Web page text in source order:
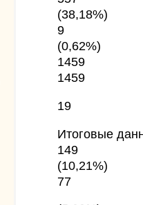
(38,18%)
9
(0,62%)
1459
1459
19
Итоговые
149
(10,21%)
77